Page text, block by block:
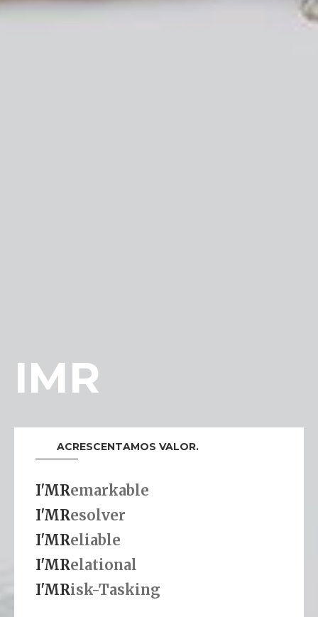
IMR
ACRESCENTAMOS VALOR.
I'MRemarkable
I'MResolver
I'MReliable
I'MRelational
I'MRisk-Tasking